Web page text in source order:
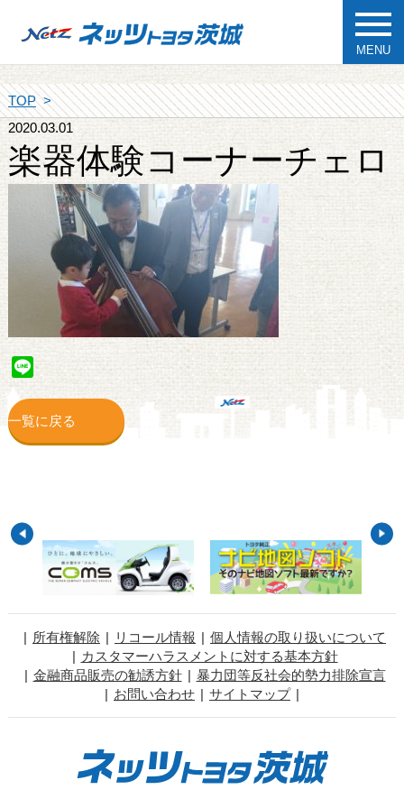
MENU
TOP
2020.03.01
楽器体験コーナーチェロ
Line
一覧に戻る
所有権解除 リコール情報
個人情報の取り扱いについて
カスタマーハラスメントに対する基本方針
金融商品販売の勧誘方針
暴力団等反社会的勢力排除宣言
お問い合わせ
サイトマップ